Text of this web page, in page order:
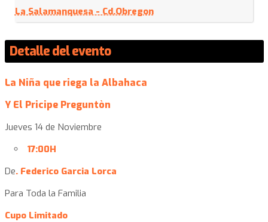
La Salamanquesa - Cd.Obregon
Detalle del evento
La Niña que riega la Albahaca
Y El Pricipe Preguntòn
Jueves 14 de Noviembre
17:00H
De. Federico Garcia Lorca
Para Toda la Familia
Cupo Limitado